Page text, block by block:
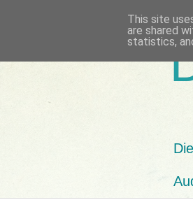
This site
are shared
statistics,